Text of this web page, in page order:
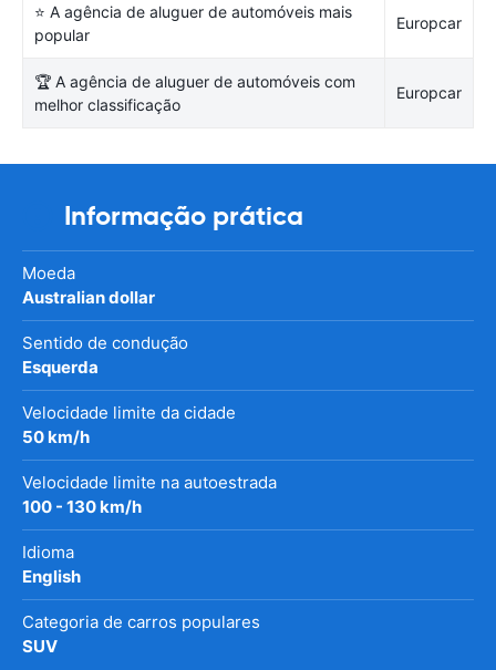
⭐ A agência de aluguer de automóveis mais
popular
Europcar
🏆 A agência de aluguer de automóveis com
melhor classificação
Europcar
Informação prática
Moeda
Australian dollar
Sentido de condução
Esquerda
Velocidade limite da cidade
50 km/h
Velocidade limite na autoestrada
100 - 130 km/h
Idioma
English
Categoria de carros populares
SUV